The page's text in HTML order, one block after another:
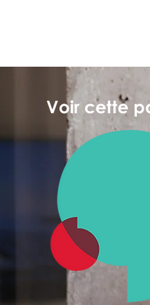
Voir cette